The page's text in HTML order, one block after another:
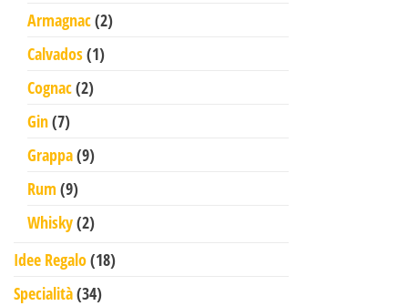
Armagnac 22 prodotti
Calvados 11 prodotto
Cognac 22 prodotti
Gin 77 prodotti
Grappa 99 prodotti
Rum 99 prodotti
Whisky 22 prodotti
Idee Regalo 1818 prodotti
Specialità 3434 prodotti